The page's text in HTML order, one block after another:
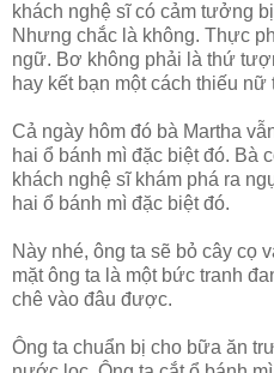
khách nghệ sĩ có cảm tưởng
Nhưng chắc là không. Thực
ngữ. Bơ không phải là thứ
hay kết bạn một cách thiếu nữ
Cả ngày hôm đó bà Martha
hai ổ bánh mì đặc biệt đó. Bà
khách nghệ sĩ khám phá ra
hai ổ bánh mì đặc biệt đó.
Này nhé, ông ta sẽ bỏ cây cọ
mặt ông ta là một bức tranh
chê vào đâu được.
Ông ta chuẩn bị cho bữa ăn